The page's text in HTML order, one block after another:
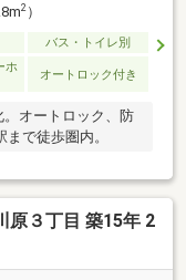
2）
バス・トイレ別
ホ
オートロック付き
オートロック、防
で徒歩圏内。
原３丁目 築15年 2